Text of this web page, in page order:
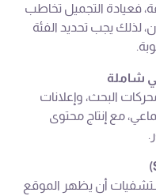
فعيادة التجميل تخاطب
لذلك يجب تحديد الفئة
شاملة
البحث، وإعلانات
مع إنتاج محتوى
أن يظهر الموقع